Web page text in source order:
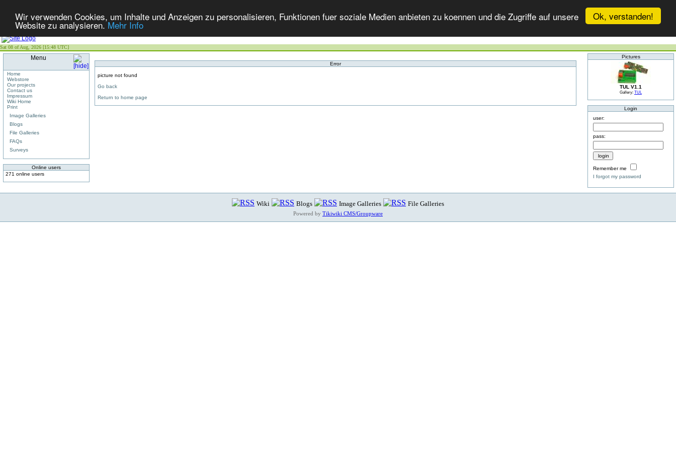
Ok, verstanden!
Wir verwenden Cookies, um Inhalte und Anzeigen zu personalisieren, Funktionen fuer soziale Medien anbieten zu koennen und die Zugriffe auf unsere
Website zu analysieren.Mehr Info
Sat 08 of Aug, 2026 [15:48 UTC]
Menu
Home
Webstore
Our projects
Contact us
Impressum
Wiki Home
Print
Image Galleries
Blogs
File Galleries
FAQs
Surveys
Online users
271 online users
Error
picture not found
Go back
Return to home page
Pictures
TUL V1.1
Gallery: TUL
Login
user:
pass:
Remember me
I forgot my password
Wiki Blogs Image Galleries File Galleries
Powered by Tikiwiki CMS/Groupware